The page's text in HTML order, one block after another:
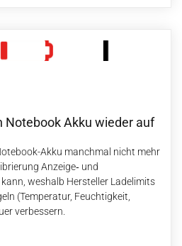
Notebook Akku wieder auf
Akku manchmal nicht mehr
Anzeige‑ und
weshalb Hersteller Ladelimits
(Temperatur, Feuchtigkeit,
verbessern.